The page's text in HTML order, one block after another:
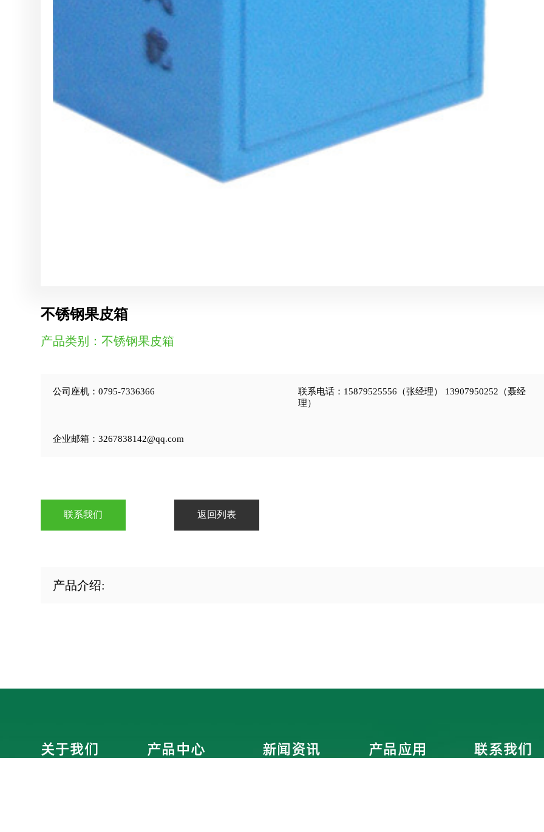
不锈钢果皮箱
产品类别：不锈钢果皮箱
公司座机：0795-7336366
联系电话：15879525556（张经理） 13907950252（聂经
理）
企业邮箱：3267838142@qq.com
联系我们 返回列表
产品介绍:
关于我们 产品中心 新闻资讯 产品应用 联系我们